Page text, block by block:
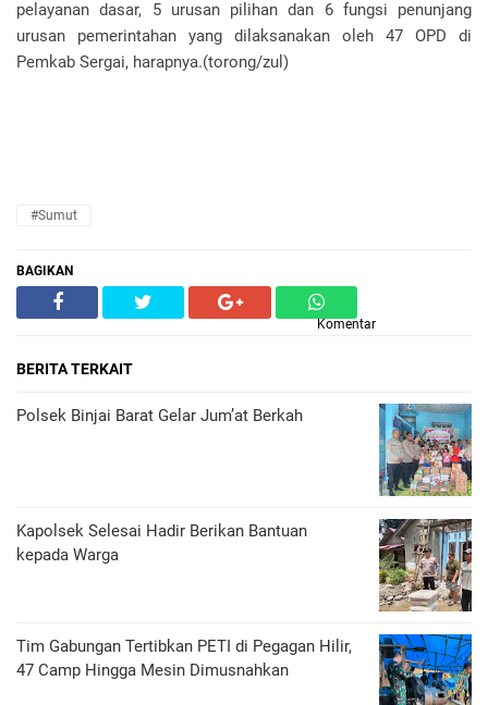
pelayanan dasar, 5 urusan pilihan dan 6 fungsi penunjang
urusan pemerintahan yang dilaksanakan oleh 47 OPD di
Pemkab Sergai, harapnya.(torong/zul)
#Sumut
BAGIKAN
Komentar
BERITA TERKAIT
Polsek Binjai Barat Gelar Jum’at Berkah
Kapolsek Selesai Hadir Berikan Bantuan
kepada Warga
Tim Gabungan Tertibkan PETI di Pegagan Hilir,
47 Camp Hingga Mesin Dimusnahkan